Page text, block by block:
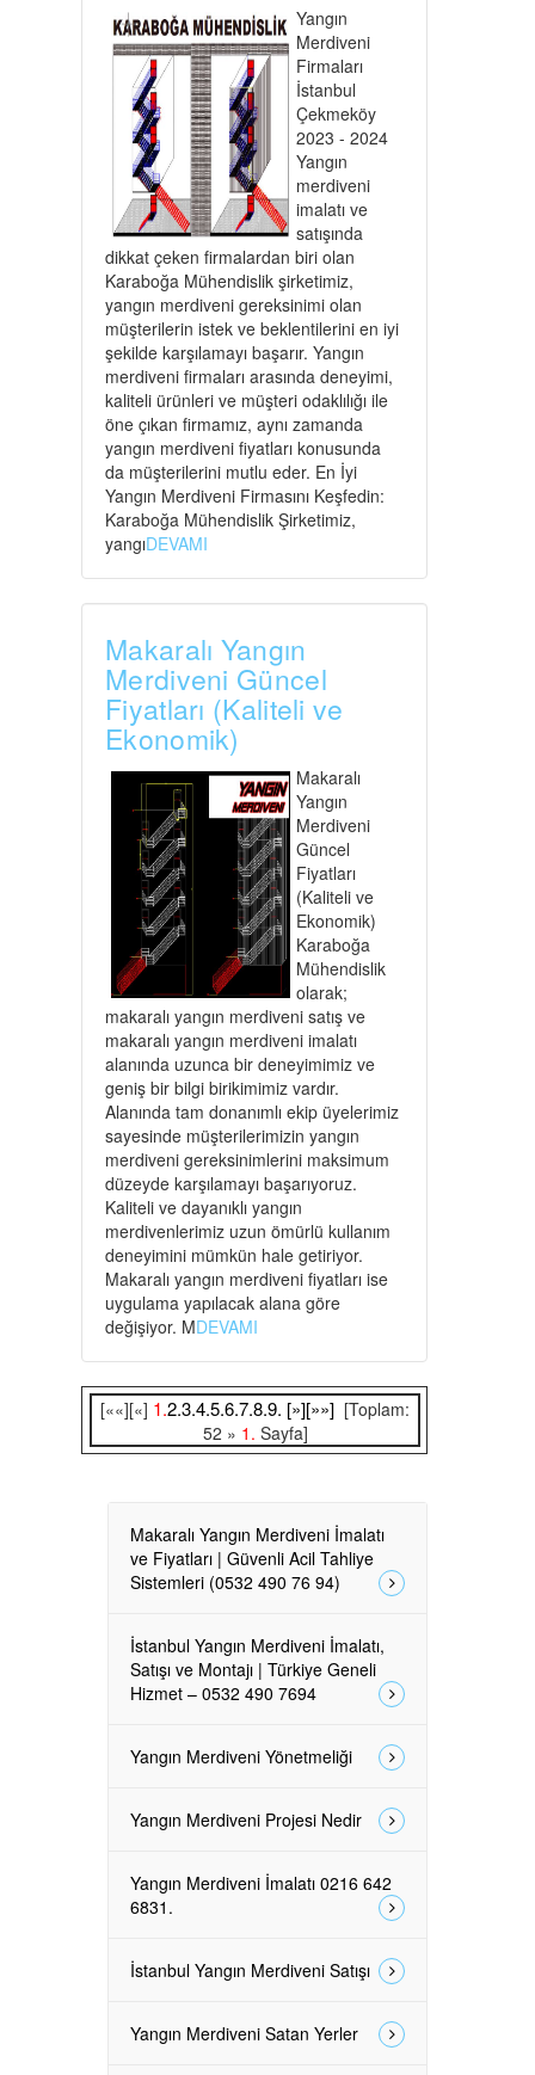
Yangın
Merdiveni
Firmaları
İstanbul
Çekmeköy
2023 - 2024
Yangın
merdiveni
imalatı ve
satışında
dikkat çeken firmalardan biri olan
Karaboğa Mühendislik şirketimiz,
yangın merdiveni gereksinimi olan
müşterilerin istek ve beklentilerini en iyi
şekilde karşılamayı başarır. Yangın
merdiveni firmaları arasında deneyimi,
kaliteli ürünleri ve müşteri odaklılığı ile
öne çıkan firmamız, aynı zamanda
yangın merdiveni fiyatları konusunda
da müşterilerini mutlu eder. En İyi
Yangın Merdiveni Firmasını Keşfedin:
Karaboğa Mühendislik Şirketimiz,
yangıDEVAMI
Makaralı Yangın
Merdiveni Güncel
Fiyatları (Kaliteli ve
Ekonomik)
Makaralı
Yangın
Merdiveni
Güncel
Fiyatları
(Kaliteli ve
Ekonomik)
Karaboğa
Mühendislik
olarak;
makaralı yangın merdiveni satış ve
makaralı yangın merdiveni imalatı
alanında uzunca bir deneyimimiz ve
geniş bir bilgi birikimimiz vardır.
Alanında tam donanımlı ekip üyelerimiz
sayesinde müşterilerimizin yangın
merdiveni gereksinimlerini maksimum
düzeyde karşılamayı başarıyoruz.
Kaliteli ve dayanıklı yangın
merdivenlerimiz uzun ömürlü kullanım
deneyimini mümkün hale getiriyor.
Makaralı yangın merdiveni fiyatları ise
uygulama yapılacak alana göre
değişiyor. MDEVAMI
[««][«] 1.2.3.4.5.6.7.8.9. [»][»»] [Toplam:
52 » 1. Sayfa]
Makaralı Yangın Merdiveni İmalatı
ve Fiyatları | Güvenli Acil Tahliye
Sistemleri (0532 490 76 94)
İstanbul Yangın Merdiveni İmalatı,
Satışı ve Montajı | Türkiye Geneli
Hizmet – 0532 490 7694
Yangın Merdiveni Yönetmeliği
Yangın Merdiveni Projesi Nedir
Yangın Merdiveni İmalatı 0216 642
6831.
İstanbul Yangın Merdiveni Satışı
Yangın Merdiveni Satan Yerler